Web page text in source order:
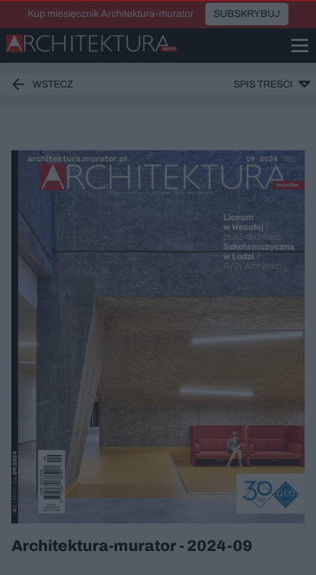
Kup miesięcznik Architektura-murator SUBSKRYBUJ
WSTECZ SPIS TREŚCI
Architektura-murator - 2024-09